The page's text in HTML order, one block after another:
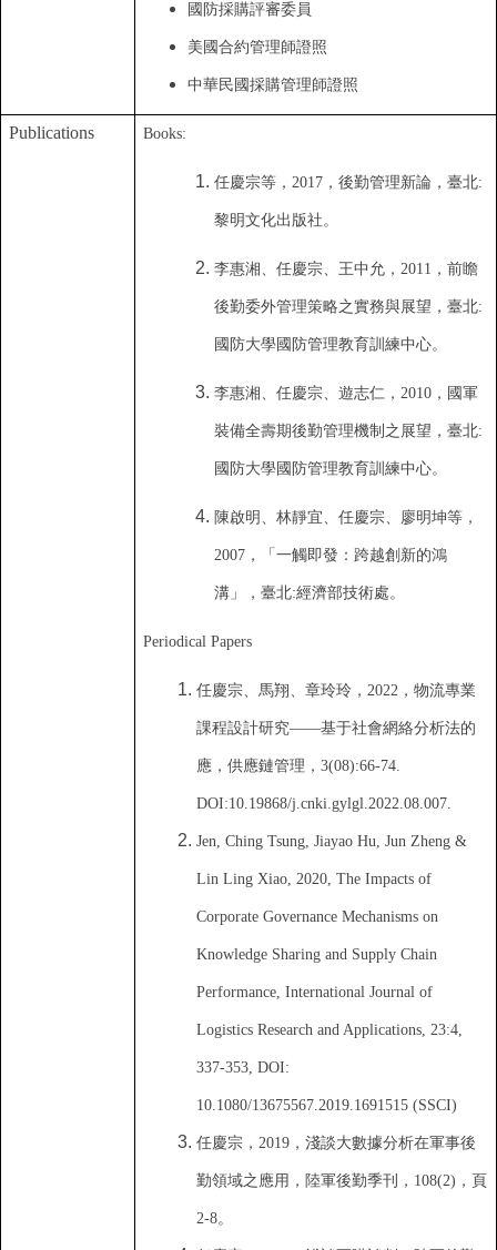
國防採購評審委員
美國合約管理師證照
中華民國採購管理師證照
Publications Books:
任慶宗等 ， 2017 ， 後勤管理新論 ， 臺北:
黎明文化出版社。
李惠湘 、 任慶宗、 王中允 ， 2011 ， 前瞻
後勤委外管理策略之實務與展望 ，臺北:
國防大學國防管理教育訓練中心。
李惠湘 、 任慶宗、 遊志仁 ， 2010 ， 國軍
裝備全壽期後勤管理機制之展望 ，臺北:
國防大學國防管理教育訓練中心。
陳啟明 、 林靜宜、 任慶宗、 廖明坤等 ，
2007 ，「 一觸即發 ： 跨越創新的鴻
溝 」，臺北:經濟部技術處。
Periodical Papers
任慶宗、 馬翔 、 章玲玲 ， 2022 ， 物流專業
課程設計研究——基于社會網絡分析法的
應 ， 供應鏈管理 ， 3(08):66-74.
DOI:10.19868/j.cnki.gylgl.2022.08.007.
Jen, Ching Tsung, Jiayao Hu, Jun Zheng &
Lin Ling Xiao, 2020, The Impacts of
Corporate Governance Mechanisms on
Knowledge Sharing and Supply Chain
Performance, International Journal of
Logistics Research and Applications, 23:4,
337-353, DOI:
10.1080/13675567.2019.1691515 (SSCI)
任慶宗 ， 2019 ， 淺談大數據分析在軍事後
勤領域之應用 ， 陸軍後勤季刊 ， 108(2) ， 頁
2-8。